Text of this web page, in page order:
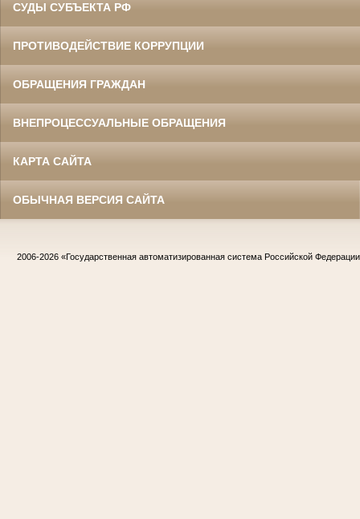
СУДЫ СУБЪЕКТА РФ
ПРОТИВОДЕЙСТВИЕ КОРРУПЦИИ
ОБРАЩЕНИЯ ГРАЖДАН
ВНЕПРОЦЕССУАЛЬНЫЕ ОБРАЩЕНИЯ
КАРТА САЙТА
ОБЫЧНАЯ ВЕРСИЯ САЙТА
2006-2026 «Государственная автоматизированная система Российской